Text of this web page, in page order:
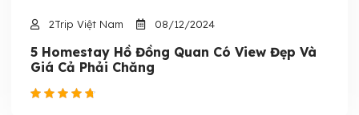
2Trip Việt Nam 08/12/2024
5 Homestay Hồ Đồng Quan Có View Đẹp Và
Giá Cả Phải Chăng